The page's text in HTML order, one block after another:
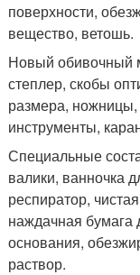
поверхности,
вещество, ветошь.
Новый обивочный
степлер, скобы
размера,
инструменты,
Специальные
валики, ванночка
респиратор,
наждачная бумага
основания,
раствор.